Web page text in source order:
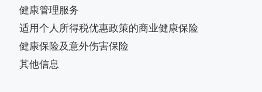
健康管理服务
适用个人所得税优惠政策的商业健康保险
健康保险及意外伤害保险
其他信息